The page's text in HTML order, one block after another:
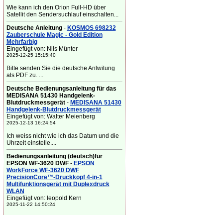
Wie kann ich den Orion Full-HD über
Satellit den Sendersuchlauf einschalten...
Deutsche Anleitung- KOSMOS 698232
Zauberschule Magic - Gold Edition
Mehrfarbig
Eingefügt von: Nils Münter
2025-12-25 15:15:40
Bitte senden Sie die deutsche Anlwitung
als PDF zu. ...
Deutsche Bedienungsanleitung für das
MEDISANA 51430 Handgelenk-
Blutdruckmessgerät- MEDISANA 51430
Handgelenk-Blutdruckmessgerät
Eingefügt von: Walter Meienberg
2025-12-13 16:24:54
Ich weiss nicht wie ich das Datum und die
Uhrzeit einstelle....
Bedienungsanleitung (deutsch)für
EPSON WF-3620 DWF- EPSON
WorkForce WF-3620 DWF
PrecisionCore™-Druckkopf 4-in-1
Multifunktionsgerät mit Duplexdruck
WLAN
Eingefügt von: leopold Kern
2025-11-22 14:50:24